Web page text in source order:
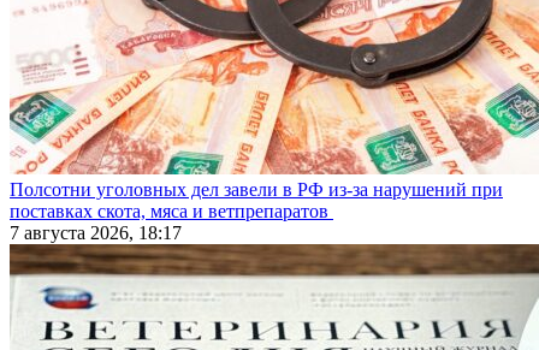
Полсотни уголовных дел завели в РФ из-за нарушений при
поставках скота, мяса и ветпрепаратов
7 августа 2026, 18:17